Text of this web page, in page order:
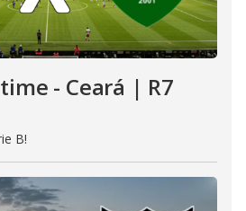
- Ceará | R7
B!